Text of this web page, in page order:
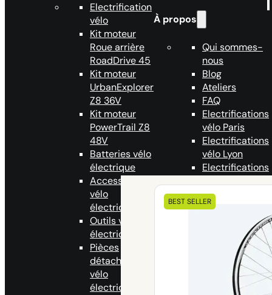
Nos kits
éléctriques
BEST SELLER
Electrification
vélo
Kit moteur
Roue arrière
RoadDrive 45
Kit moteur
UrbanExplorer
Z8 36V
Kit moteur
PowerTrail Z8
48V
Batteries vélo
électrique
Accessoires
vélo
électrique
Outils vélo
électrique
Pièces
détachées
vélo
électrique
À propos
Qui sommes-
nous
Blog
Ateliers
FAQ
Electrifications
vélo Paris
Electrifications
vélo Lyon
Electrifications
Devenir
partenaire
Programme
Ambassadeurs